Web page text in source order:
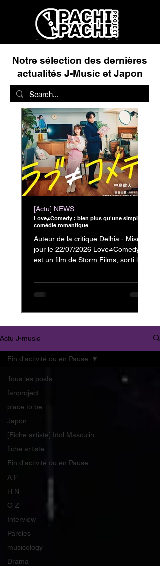
Notre sélection des dernières
actualités J-Music et Japon
Love≠Comedy : bien plus qu'une simple
comédie romantique
Auteur de la critique Delhia - Mise à
jour le 22/07/2026 Love≠Comedy
est un film de Storm Films, sorti le 3
dans le rôle de Kanzaki Reiji et
Nagahama Neru dans celui de
de Nakajima Kento, on ne pouvait
nature et l'originalité de
envie de vous partager mon avis.
[Actu] NEWS
Actu J-music
Tous les posts
fanproject
place to be
Japon
[Fiche artiste] Idol Masculin
fiche artiste
Fin d'activité ou en Pause
A F
H N
O Z
Interview
Paroles
musicology
Drama
Fin d'activité ou en Pause